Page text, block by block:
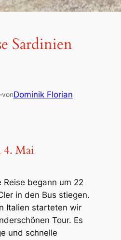
Sardinien
vonDominik Florian
4. Mai
begann um 22
in den Bus stiegen.
Italien starteten wir
Tour. Es
und schnelle